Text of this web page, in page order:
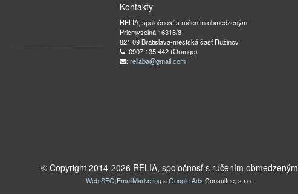
Kontakty
RELIA, spoločnosť s ručením obmedzeným
Priemyselná 16318/8
821 09 Bratislava-mestská časť Ružinov
: 0907 135 442 (Orange)
: reliaba@gmail.com
© Copyright 2014-2026 RELIA, spoločnosť s ručením obmedzeným
Web,SEO,EmailMarketingaGoogle Ads Consultee, s.r.o.